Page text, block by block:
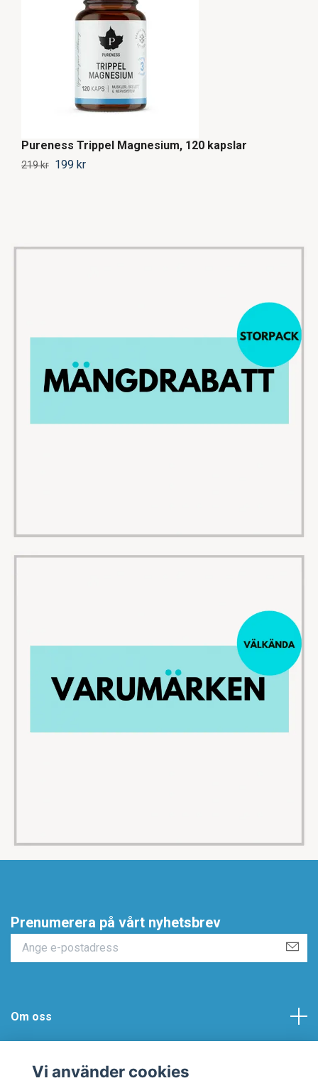
Pureness Trippel Magnesium, 120 kapslar
219 kr 199 kr
Prenumerera på vårt nyhetsbrev
Om oss
Vi använder cookies